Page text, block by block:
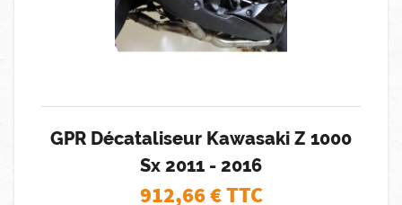
GPR Décataliseur Kawasaki Z 1000
Sx 2011 - 2016
912,66€ TTC